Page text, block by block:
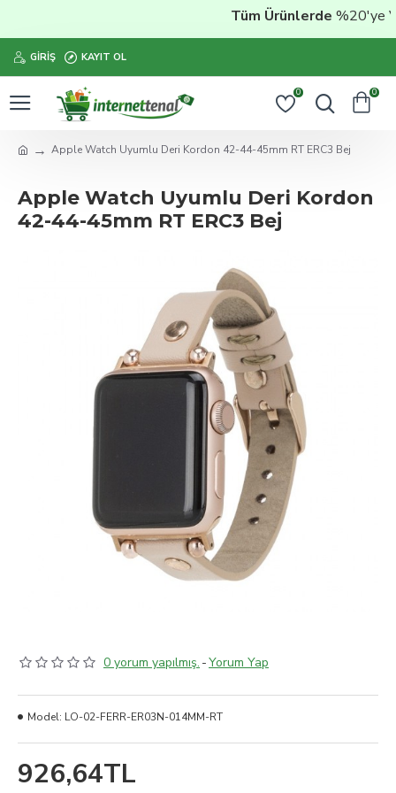
Tüm Ürünlerde%20'ye
GIRIŞ KAYIT OL
0 0
Apple Watch Uyumlu Deri Kordon 42-44-45mm RT ERC3 Bej
Apple Watch Uyumlu Deri Kordon
42-44-45mm RT ERC3 Bej
0 yorum yapılmış. -Yorum Yap
926,64TL
Model: LO-02-FERR-ER03N-014MM-RT